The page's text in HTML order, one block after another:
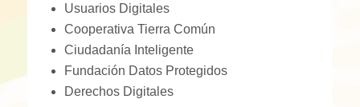
Usuarios Digitales
Cooperativa Tierra Común
Ciudadanía Inteligente
Fundación Datos Protegidos
Derechos Digitales